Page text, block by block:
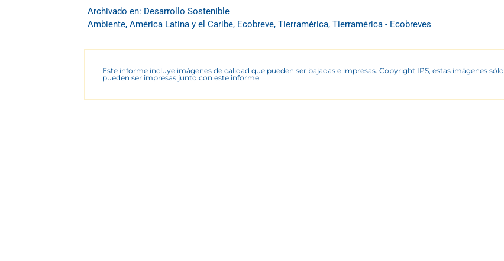
Archivado en: Desarrollo Sostenible
Ambiente, América Latina y el Caribe, Ecobreve, Tierramérica, Tierramérica - Ecobreves
Este informe incluye imágenes de calidad que pueden ser bajadas e impresas. Copyright IPS, estas imágenes sólo
pueden ser impresas junto con este informe